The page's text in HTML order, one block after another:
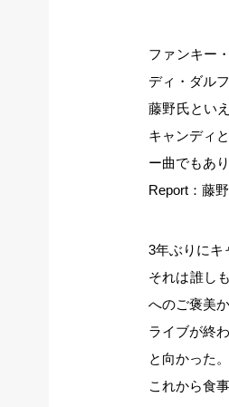
ファンキー
ディ・ダル
藤野氏とい
キャンディ
ー曲でもあ
Report：藤
3年ぶりにキ
それは誰し
へのご褒美
ライブが終
と向かった。
これから食